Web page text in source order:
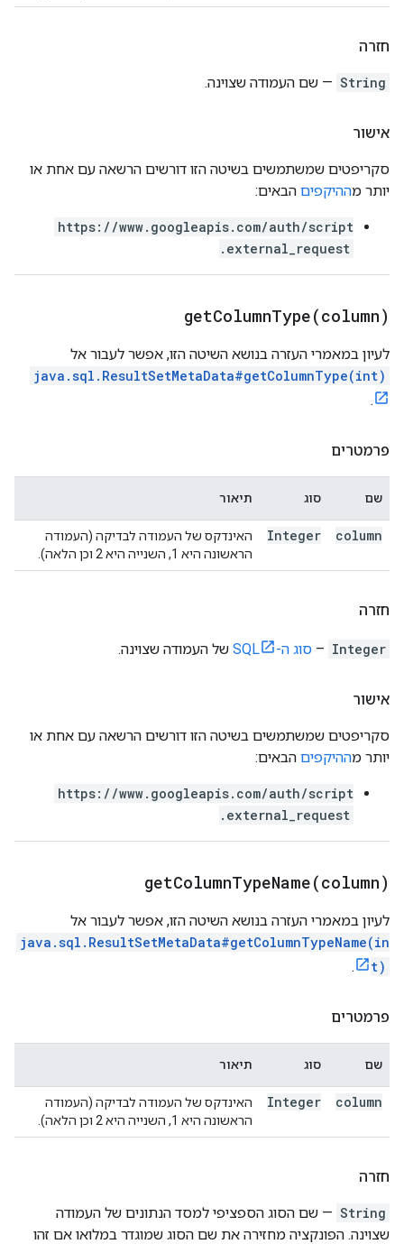
חזרה
String — שם העמודה שצוינה.
אישור
סקריפטים שמשתמשים בשיטה הזו דורשים הרשאה עם אחת או
יותר מההיקפים הבאים:
https://www.googleapis.com/auth/script
.external_request
getColumnType(column)
לעיון במאמרי העזרה בנושא השיטה הזו, אפשר לעבור אל
java.sql.ResultSetMetaData#getColumnType(int)
.
פרמטרים
שם סוג תיאור
column
Integer
האינדקס של העמודה לבדיקה (העמודה
הראשונה היא 1, השנייה היא 2 וכן הלאה).
חזרה
Integer
– סוג ה-SQL של העמודה שצוינה.
אישור
סקריפטים שמשתמשים בשיטה הזו דורשים הרשאה עם אחת או
יותר מההיקפים הבאים:
https://www.googleapis.com/auth/script
.external_request
getColumnTypeName(column)
לעיון במאמרי העזרה בנושא השיטה הזו, אפשר לעבור אל
java.sql.ResultSetMetaData#getColumnTypeName(in
t)
.
פרמטרים
שם סוג תיאור
column
Integer
האינדקס של העמודה לבדיקה (העמודה
הראשונה היא 1, השנייה היא 2 וכן הלאה).
חזרה
String — שם הסוג הספציפי למסד הנתונים של העמודה
שצוינה. הפונקציה מחזירה את שם הסוג שמוגדר במלואו אם זהו